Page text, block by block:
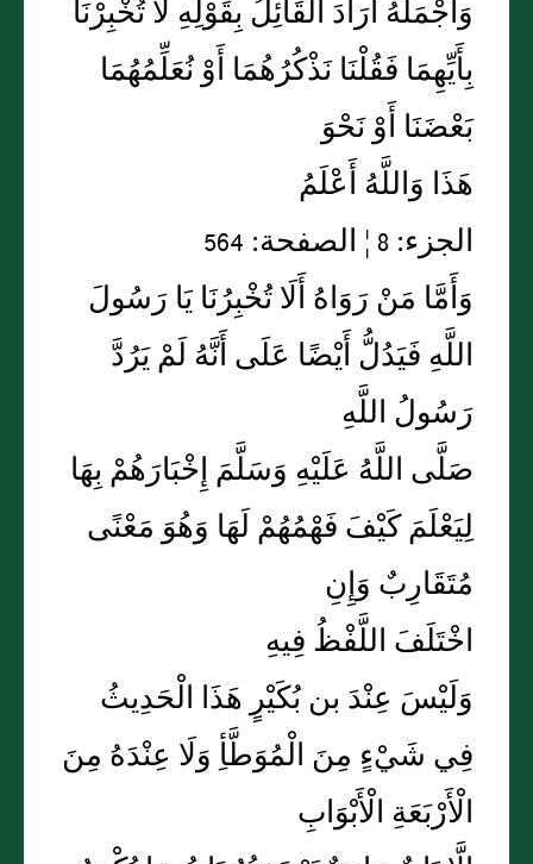
وَأَجْمَلَهُ أَرَادَ الْقَائِلُ بِقَوْلِهِ لَا تُخْبِرْنَا
بِأَيِّهِمَا فَقُلْنَا نَذْكُرُهُمَا أَوْ نُعَلِّمُهُمَا
بَعْضَنَا أَوْ نَحْوَ
هَذَا وَاللَّهُ أَعْلَمُ
الجزء: 8 ¦ الصفحة: 564
وَأَمَّا مَنْ رَوَاهُ أَلَا تُخْبِرُنَا يَا رَسُولَ
اللَّهِ فَيَدُلُّ أَيْضًا عَلَى أَنَّهُ لَمْ يَرُدَّ
رَسُولُ اللَّهِ
صَلَّى اللَّهُ عَلَيْهِ وَسَلَّمَ إِخْبَارَهُمْ بِهَا
لِيَعْلَمَ كَيْفَ فَهْمُهُمْ لَهَا وَهُوَ مَعْنًى
مُتَقَارِبٌ وَإِنِ
اخْتَلَفَ اللَّفْظُ فِيهِ
وَلَيْسَ عِنْدَ بن بُكَيْرٍ هَذَا الْحَدِيثُ
فِي شَيْءٍ مِنَ الْمُوَطَّأِ وَلَا عِنْدَهُ مِنَ
الْأَرْبَعَةِ الْأَبْوَابِ